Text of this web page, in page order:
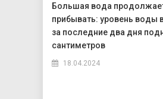
Большая вода
прибывать: уровень воды
за последние два дня
сантиметров
18.04.2024